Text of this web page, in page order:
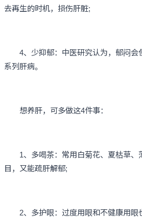
去再生的时机，损伤肝脏;
4、少抑郁：中医研究认为，郁闷会
系列肝病。
想养肝，可多做这4件事：
1、多喝茶：常用白菊花、夏枯草、
目，又能疏肝解郁;
2、多护眼：过度用眼和不健康用眼